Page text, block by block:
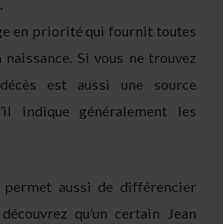
en priorité qui fournit toutes
Si vous ne trouvez
est aussi une source
indique généralement les
permet aussi de différencier
qu’un certain Jean